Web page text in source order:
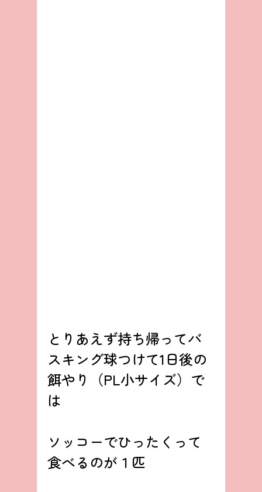
とりあえず持ち帰ってバ
スキング球つけて1日後の
餌やり（PL小サイズ）で
は
ソッコーでひったくって
食べるのが１匹